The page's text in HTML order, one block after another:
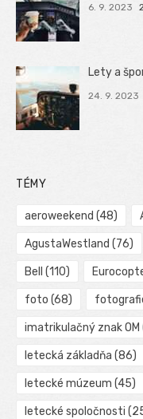
6. 9. 2023
Lety a
24. 9. 2023
TÉMY
aeroweekend (48)
AgustaWestland (76)
Bell (110)
foto (68)
imatrikulačný znak OM
letecká základňa (86)
letecké múzeum (45)
letecké spoločnosti